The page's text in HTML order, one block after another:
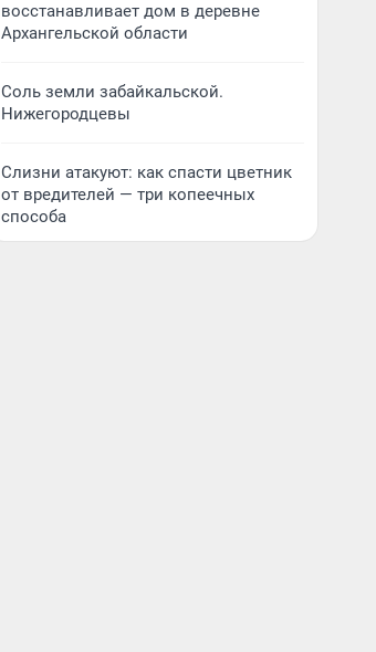
восстанавливает дом в деревне
Архангельской области
Соль земли забайкальской.
Нижегородцевы
Слизни атакуют: как спасти цветник
от вредителей — три копеечных
способа